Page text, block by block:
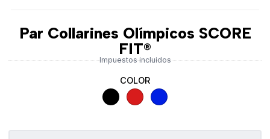
Par Collarines Olímpicos SCORE
FIT®
Impuestos incluidos
COLOR